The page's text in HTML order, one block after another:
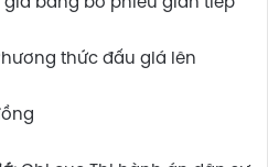
thức đấu giá lên